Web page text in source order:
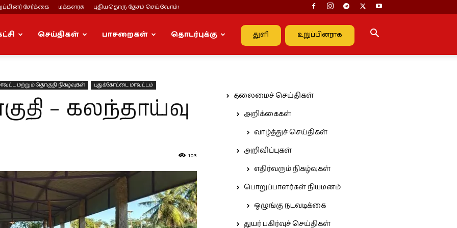
சேர்க்கை மக்களரசு புதியதொரு தேசம் செய்வோம்!
துளி உறுப்பினராக
செய்திகள் பாசறைகள் தொடர்புக்கு
மற்றும் தொகுதி நிகழ்வுகள் புதுக்கோட்டை மாவட்டம்
– கலந்தாய்வு
103
தலைமைச் செய்திகள்
அறிக்கைகள்
வாழ்த்துச் செய்திகள்
அறிவிப்புகள்
எதிர்வரும் நிகழ்வுகள்
பொறுப்பாளர்கள் நியமனம்
ஒழுங்கு நடவடிக்கை
துயர் பகிர்வுச் செய்திகள்